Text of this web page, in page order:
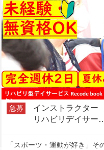
急募
インストラクタ
リハビリデイサー
「スポーツ・運動が好き」そ